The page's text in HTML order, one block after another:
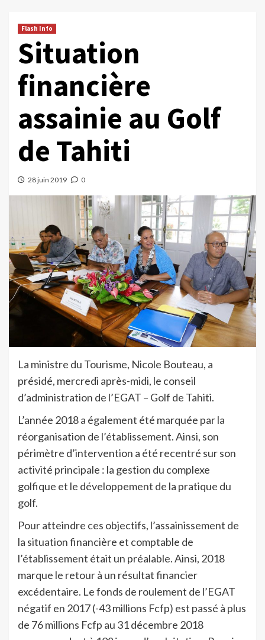
Flash Info
Situation
financière
assainie au Golf
de Tahiti
28 juin 2019 0
La ministre du Tourisme, Nicole Bouteau, a
présidé, mercredi après-midi, le conseil
d’administration de l’EGAT – Golf de Tahiti.
L’année 2018 a également été marquée par la
réorganisation de l’établissement. Ainsi, son
périmètre d’intervention a été recentré sur son
activité principale : la gestion du complexe
golfique et le développement de la pratique du
golf.
Pour atteindre ces objectifs, l’assainissement de
la situation financière et comptable de
l’établissement était un préalable. Ainsi, 2018
marque le retour à un résultat financier
excédentaire. Le fonds de roulement de l’EGAT
négatif en 2017 (-43 millions Fcfp) est passé à plus
de 76 millions Fcfp au 31 décembre 2018